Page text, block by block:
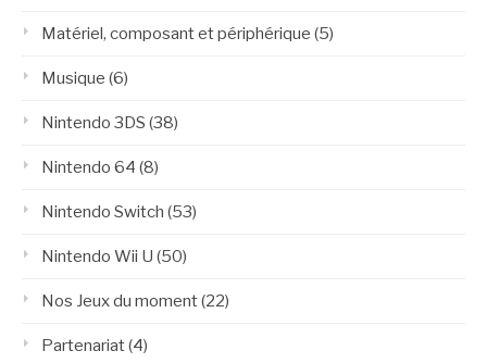
Matériel, composant et périphérique (5)
Musique (6)
Nintendo 3DS (38)
Nintendo 64 (8)
Nintendo Switch (53)
Nintendo Wii U (50)
Nos Jeux du moment(22)
Partenariat(4)